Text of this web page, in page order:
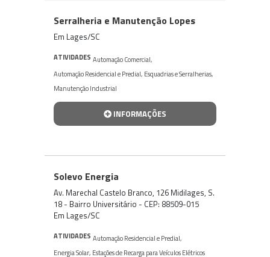
Serralheria e Manutenção Lopes
Em Lages/SC
ATIVIDADES Automação Comercial,
Automação Residencial e Predial, Esquadrias e Serralherias,
Manutenção Industrial
INFORMAÇÕES
Solevo Energia
Av. Marechal Castelo Branco, 126 Midilages, S.
18 - Bairro Universitário - CEP: 88509-015
Em Lages/SC
ATIVIDADES Automação Residencial e Predial,
Energia Solar, Estações de Recarga para Veículos Elétricos